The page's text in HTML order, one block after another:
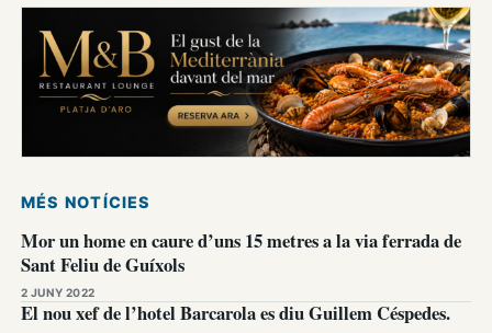
MÉS NOTÍCIES
Mor un home en caure d’uns 15 metres a la via ferrada de
Sant Feliu de Guíxols
2 JUNY 2022
El nou xef de l’hotel Barcarola es diu Guillem Céspedes.